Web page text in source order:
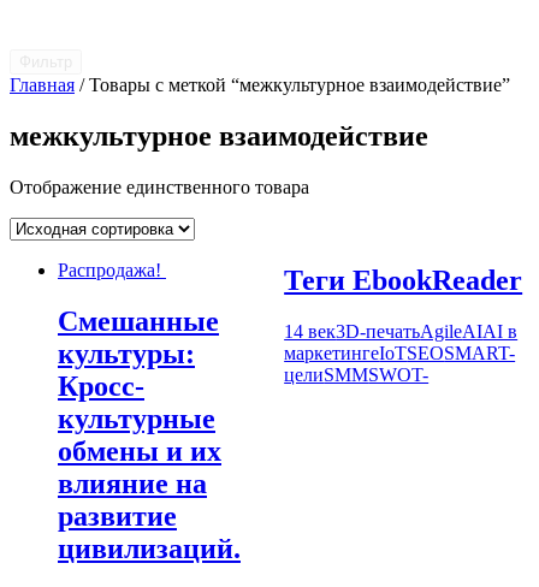
Главная / Товары с меткой “межкультурное взаимодействие”
межкультурное взаимодействие
Отображение единственного товара
Распродажа!
Смешанные
культуры:
Кросс-
культурные
обмены и их
влияние на
развитие
цивилизаций.
Теги EbookReader
14 век3D-печатьAgileAIAI в
маркетингеIoTSEOSMART-
целиSMMSWOT-